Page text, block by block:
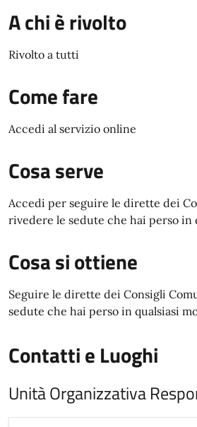
A chi è rivolto
Rivolto a tutti
Come fare
Accedi al servizio online
Cosa serve
Accedi per seguire le dirette dei
rivedere le sedute che hai perso in
Cosa si ottiene
Seguire le dirette dei Consigli
sedute che hai perso in qualsiasi
Contatti e Luoghi
Unità Organizzativa